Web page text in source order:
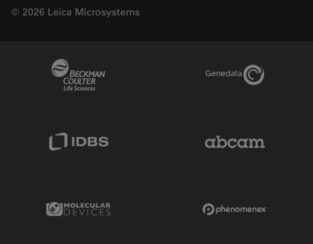
© 2026 Leica Microsystems
Genedata Link
IDBS Link
Molecular Devices Link